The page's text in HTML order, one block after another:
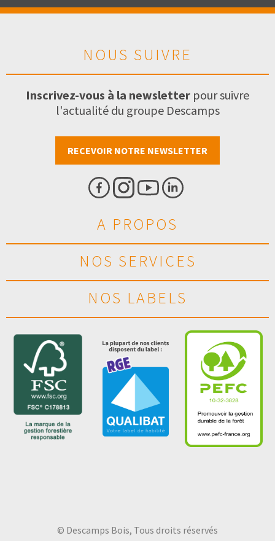
NOUS SUIVRE
Inscrivez-vous à la newsletter pour suivre
l'actualité du groupe Descamps
RECEVOIR NOTRE NEWSLETTER
A PROPOS
NOS SERVICES
NOS LABELS
© Descamps Bois, Tous droits réservés